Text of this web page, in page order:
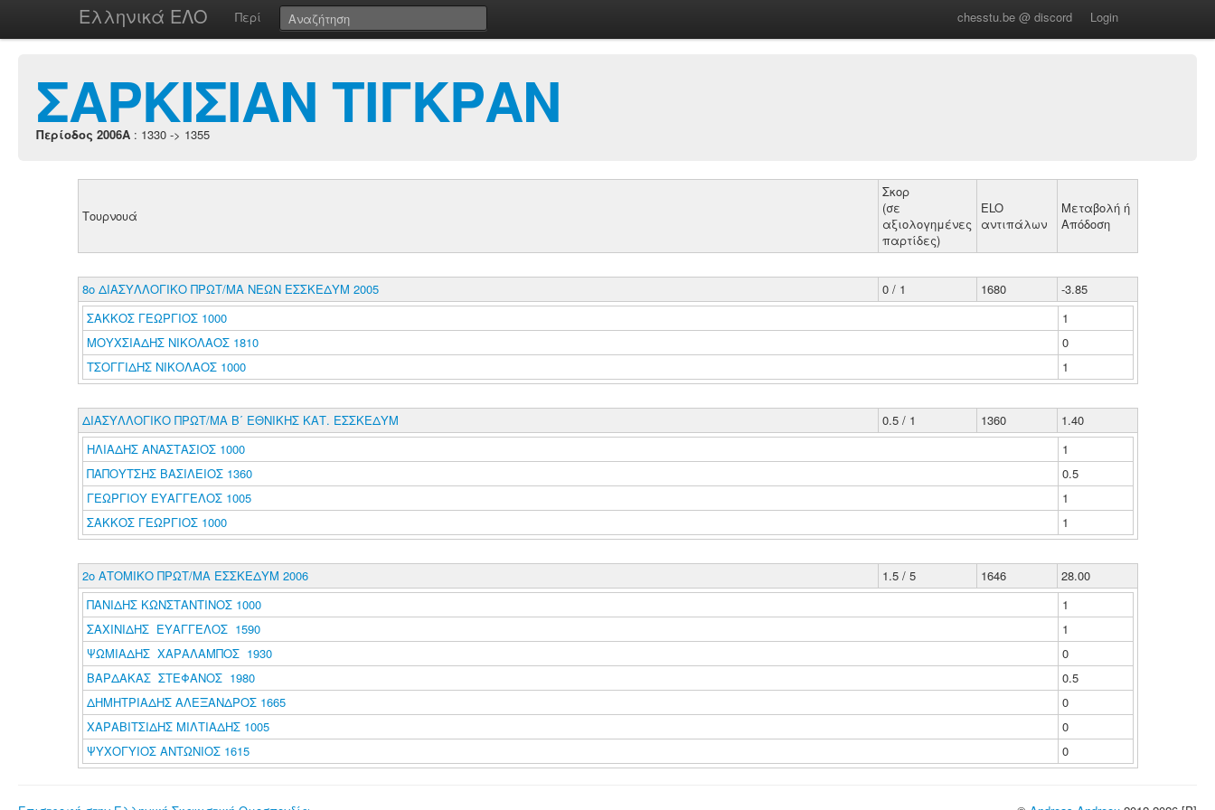
Ελληνικά ΕΛΟ Περί chesstu.be @ discord Login
ΣΑΡΚΙΣΙΑΝ ΤΙΓΚΡΑΝ
Περίοδος 2006A : 1330 -> 1355
Τουρνουά
Σκορ
(σε
αξιολογημένες
παρτίδες)
ELO
αντιπάλων
Μεταβολή ή
Απόδοση
8ο ΔΙΑΣΥΛΛΟΓΙΚΟ ΠΡΩΤ/ΜΑ ΝΕΩΝ ΕΣΣΚΕΔΥΜ 2005 0 / 1 1680
-3.85
ΣΑΚΚΟΣ ΓΕΩΡΓΙΟΣ 1000
1
ΜΟΥΧΣΙΑΔΗΣ ΝΙΚΟΛΑΟΣ 1810
0
ΤΣΟΓΓΙΔΗΣ ΝΙΚΟΛΑΟΣ 1000
1
ΔΙΑΣΥΛΛΟΓΙΚΟ ΠΡΩΤ/ΜΑ Β΄ ΕΘΝΙΚΗΣ ΚΑΤ. ΕΣΣΚΕΔΥΜ 0.5 / 1 1360
1.40
ΗΛΙΑΔΗΣ ΑΝΑΣΤΑΣΙΟΣ 1000
1
ΠΑΠΟΥΤΣΗΣ ΒΑΣΙΛΕΙΟΣ 1360
0.5
ΓΕΩΡΓΙΟΥ ΕΥΑΓΓΕΛΟΣ 1005
1
ΣΑΚΚΟΣ ΓΕΩΡΓΙΟΣ 1000
1
2ο ΑΤΟΜΙΚΟ ΠΡΩΤ/ΜΑ ΕΣΣΚΕΔΥΜ 2006 1.5 / 5 1646
28.00
ΠΑΝΙΔΗΣ ΚΩΝΣΤΑΝΤΙΝΟΣ 1000
1
ΣΑΧΙΝΙΔΗΣ ΕΥΑΓΓΕΛΟΣ 1590
1
ΨΩΜΙΑΔΗΣ ΧΑΡΑΛΑΜΠΟΣ 1930
0
ΒΑΡΔΑΚΑΣ ΣΤΕΦΑΝΟΣ 1980
0.5
ΔΗΜΗΤΡΙΑΔΗΣ ΑΛΕΞΑΝΔΡΟΣ 1665
0
ΧΑΡΑΒΙΤΣΙΔΗΣ ΜΙΛΤΙΑΔΗΣ 1005
0
ΨΥΧΟΓΥΙΟΣ ΑΝΤΩΝΙΟΣ 1615
0